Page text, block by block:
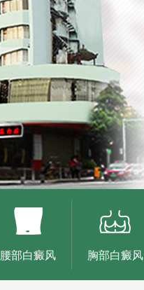
腰部白癜风 胸部白癜风